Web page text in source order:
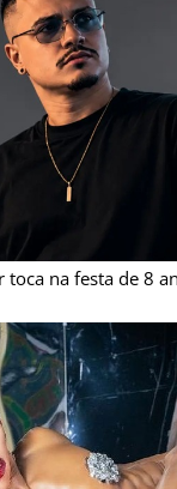
toca na festa de 8